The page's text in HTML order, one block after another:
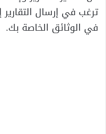
ترغب في إرسال
في الوثائق الخاصة بك.